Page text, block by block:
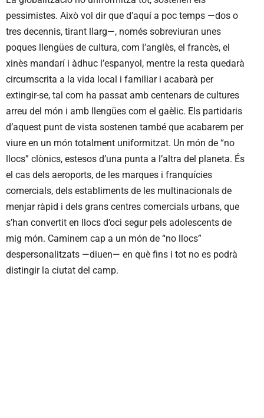
pessimistes. Això vol dir que d’aquí a poc temps —dos o
tres decennis, tirant llarg—, només sobreviuran unes
poques llengües de cultura, com l’anglès, el francès, el
xinès mandarí i àdhuc l’espanyol, mentre la resta quedarà
circumscrita a la vida local i familiar i acabarà per
extingir-se, tal com ha passat amb centenars de cultures
arreu del món i amb llengües com el gaèlic. Els partidaris
d’aquest punt de vista sostenen també que acabarem per
viure en un món totalment uniformitzat. Un món de “no
llocs” clònics, estesos d’una punta a l’altra del planeta. És
el cas dels aeroports, de les marques i franquícies
comercials, dels establiments de les multinacionals de
menjar ràpid i dels grans centres comercials urbans, que
s’han convertit en llocs d’oci segur pels adolescents de
mig món. Caminem cap a un món de “no llocs”
despersonalitzats —diuen— en què fins i tot no es podrà
distingir la ciutat del camp.